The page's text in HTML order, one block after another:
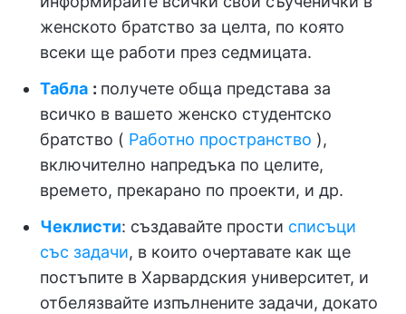
женското братство за целта, по която
всеки ще работи през седмицата.
Табла : получете обща представа за
всичко в вашето женско студентско
братство ( Работно пространство ),
включително напредъка по целите,
времето, прекарано по проекти, и др.
Чеклисти: създавайте прости списъци
със задачи, в които очертавате как ще
постъпите в Харвардския университет, и
отбелязвайте изпълнените задачи, докато